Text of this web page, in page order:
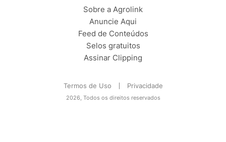
Sobre a Agrolink
Anuncie Aqui
Feed de Conteúdos
Selos gratuitos
Assinar Clipping
Termos de Uso Privacidade
2026, Todos os direitos reservados